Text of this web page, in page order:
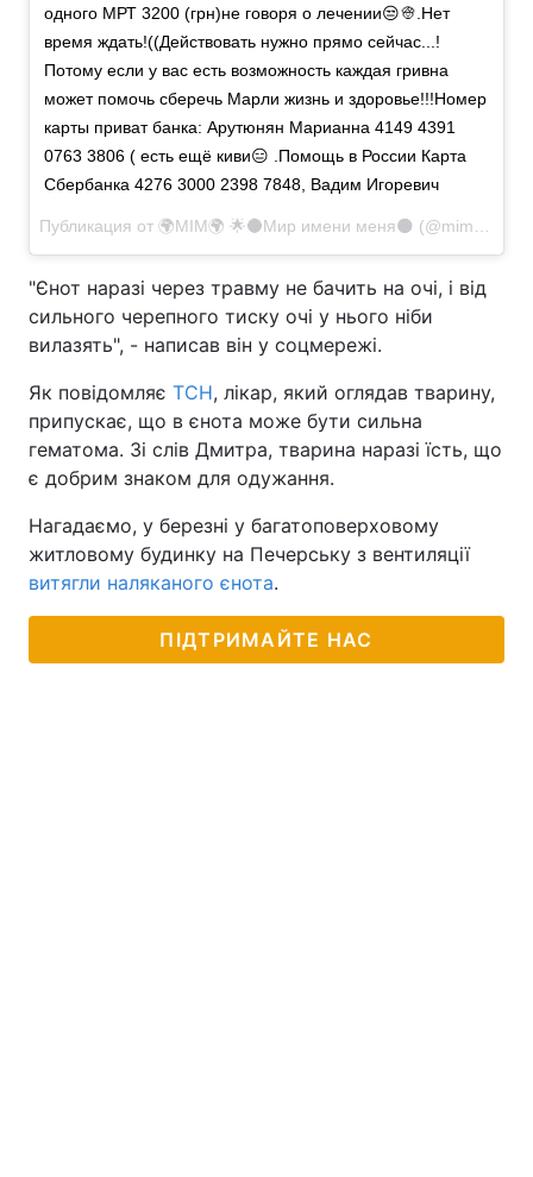
одного МРТ 3200 (грн)не говоря о лечении😒👳.Нет
время ждать!((Действовать нужно прямо сейчас...!
Потому если у вас есть возможность каждая гривна
может помочь сберечь Марли жизнь и здоровье!!!Номер
карты приват банка: Арутюнян Марианна 4149 4391
0763 3806 ( есть ещё киви😑 .Помощь в России Карта
Сбербанка 4276 3000 2398 7848, Вадим Игоревич
Публикация от 🌍МIM🌍 🌟🌑Мир имени меня🌑 (@mim_trip)
"Єнот наразі через травму не бачить на очі, і від
сильного черепного тиску очі у нього ніби
вилазять", - написав він у соцмережі.
Як повідомляє ТСН, лікар, який оглядав тварину,
припускає, що в єнота може бути сильна
гематома. Зі слів Дмитра, тварина наразі їсть, що
є добрим знаком для одужання.
Нагадаємо, у березні у багатоповерховому
житловому будинку на Печерську з вентиляції
витягли наляканого єнота.
ПІДТРИМАЙТЕ НАС